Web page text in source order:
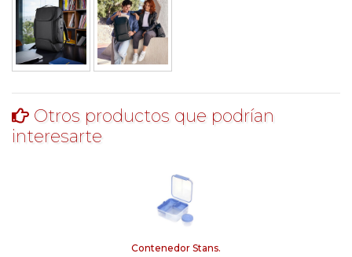
Otros productos que podrían
interesarte
Contenedor Stans.